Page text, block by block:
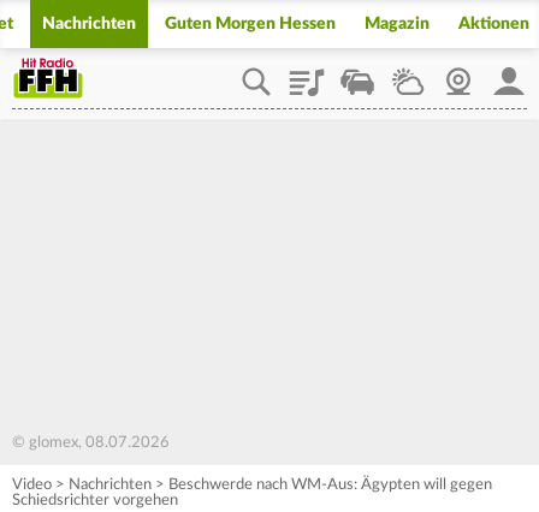
Nachrichten Guten Morgen Hessen Magazin Aktionen
PlaylistStaupilotWetterWebcam
© glomex, 08.07.2026
Video > Nachrichten > Beschwerde nach WM-Aus: Ägypten will gegen
Schiedsrichter vorgehen